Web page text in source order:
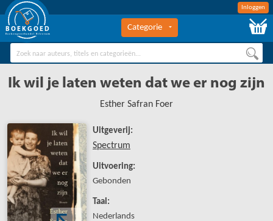
Inloggen
BOEKGOED
Boekengroothandel Hilversum
Categorie
Ik wil je laten weten dat we er nog zijn
Esther Safran Foer
Uitgeverij:
Spectrum
Uitvoering:
Gebonden
Taal:
Nederlands